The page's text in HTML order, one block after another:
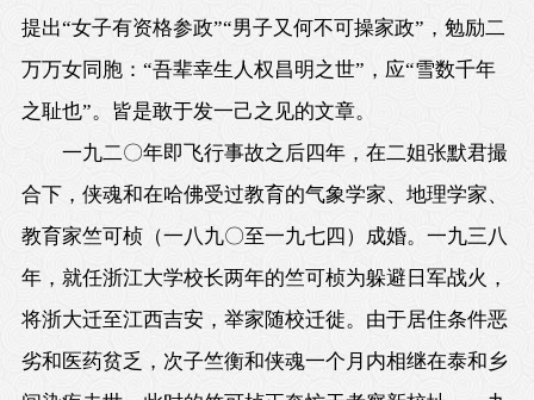
提出“女子有资格参政”“男子又何不可操家政”，勉励二
万万女同胞：“吾辈幸生人权昌明之世”，应“雪数千年
之耻也”。皆是敢于发一己之见的文章。
一九二〇年即飞行事故之后四年，在二姐张默君撮
合下，侠魂和在哈佛受过教育的气象学家、地理学家、
教育家竺可桢（一八九〇至一九七四）成婚。一九三八
年，就任浙江大学校长两年的竺可桢为躲避日军战火，
将浙大迁至江西吉安，举家随校迁徙。由于居住条件恶
劣和医药贫乏，次子竺衡和侠魂一个月内相继在泰和乡